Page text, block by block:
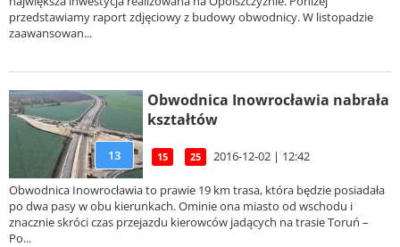
przedstawiamy raport zdjęciowy z budowy obwodnicy. W listopadzie
zaawansowan...
13
Obwodnica Inowrocławia nabrała
kształtów
15 25 2016-12-02 | 12:42
Obwodnica Inowrocławia to prawie 19 km trasa, która będzie posiadała
po dwa pasy w obu kierunkach. Ominie ona miasto od wschodu i
znacznie skróci czas przejazdu kierowców jadących na trasie Toruń –
Po...